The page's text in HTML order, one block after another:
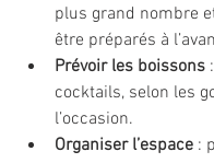
plus grand nombre
être préparés à
Prévoir les boissons
cocktails, selon les
l’occasion.
Organiser l’espace :